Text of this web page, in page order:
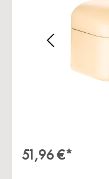
51,96 €*